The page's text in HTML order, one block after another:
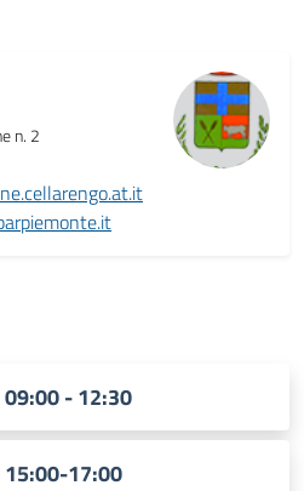
n. 2
09:00 - 12:30
15:00-17:00